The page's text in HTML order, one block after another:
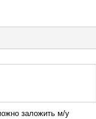
заложить м/у